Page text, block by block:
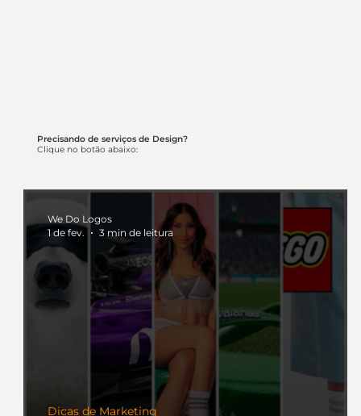
Precisando de serviços de Design?
Clique no botão abaixo:
Dicas de Marketing
We Do Logos
1 de fev.
3 min de leitura